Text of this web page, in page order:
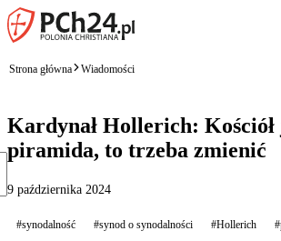
Strona główna Wiadomości
Kardynał Hollerich:
piramida, to trzeba zmienić
9 października 2024
#synodalność #synod o synodalności #Hollerich